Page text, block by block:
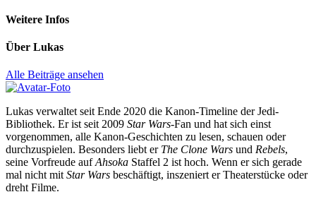
Weitere Infos
Über Lukas
Alle Beiträge ansehen
Lukas verwaltet seit Ende 2020 die Kanon-Timeline der Jedi-
Bibliothek. Er ist seit 2009 Star Wars-Fan und hat sich einst
vorgenommen, alle Kanon-Geschichten zu lesen, schauen oder
durchzuspielen. Besonders liebt er The Clone Wars und Rebels,
seine Vorfreude aufAhsoka Staffel 2 ist hoch. Wenn er sich gerade
mal nicht mit Star Wars beschäftigt, inszeniert er Theaterstücke oder
dreht Filme.